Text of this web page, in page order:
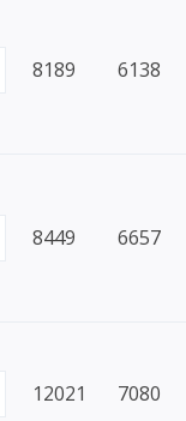
8189 6138
8449 6657
12021 7080